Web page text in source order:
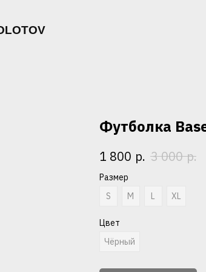
Футболка
1 800 р. 3 000 р.
Размер
S
M L XL
Цвет
Чёрный